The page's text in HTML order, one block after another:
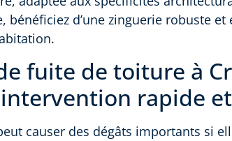
bénéficiez d’une zinguerie robuste
fuite de toiture à
rapide
causer des dégâts importants si